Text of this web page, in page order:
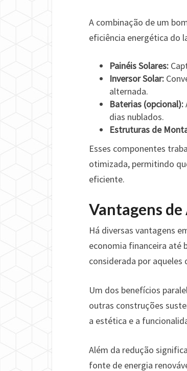
A combinação de um
eficiência energética do
Painéis Solares:
Inversor Solar:
alternada.
Baterias (opcional):
dias nublados.
Estruturas de
Esses componentes
otimizada, permitindo
eficiente.
Vantagens de
Há diversas vantagens
economia financeira até
considerada por
Um dos benefícios
outras construções
a estética e a
Além da redução
fonte de energia